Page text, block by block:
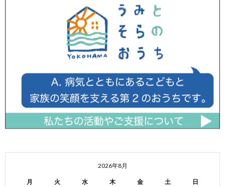
2026年8月
月 火 水 木 金 土 日